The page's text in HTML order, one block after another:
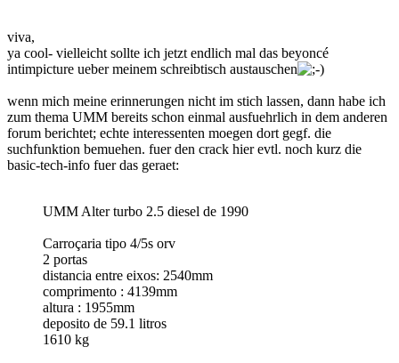
viva,
ya cool- vielleicht sollte ich jetzt endlich mal das beyoncé
intimpicture ueber meinem schreibtisch austauschen
wenn mich meine erinnerungen nicht im stich lassen, dann habe ich
zum thema UMM bereits schon einmal ausfuehrlich in dem anderen
forum berichtet; echte interessenten moegen dort gegf. die
suchfunktion bemuehen. fuer den crack hier evtl. noch kurz die
basic-tech-info fuer das geraet:
UMM Alter turbo 2.5 diesel de 1990
Carroçaria tipo 4/5s orv
2 portas
distancia entre eixos: 2540mm
comprimento : 4139mm
altura : 1955mm
deposito de 59.1 litros
1610 kg